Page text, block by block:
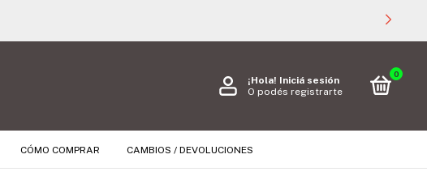
¡Hola! Iniciá sesión
O podés registrarte
0
CÓMO COMPRAR CAMBIOS / DEVOLUCIONES